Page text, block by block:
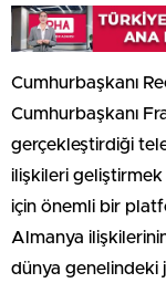
Cumhurbaşkanı
Cumhurbaşkanı
gerçekleştirdiği
ilişkileri
için önemli bir
Almanya
dünya genelindeki